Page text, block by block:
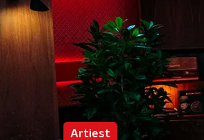
Artiest